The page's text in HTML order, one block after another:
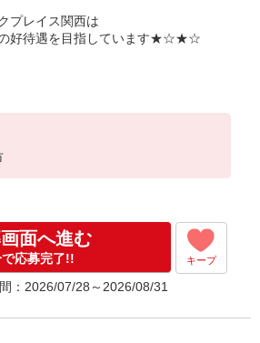
レイス関西は
の好待遇を目指しています★☆★☆
支給
面へ進む
で応募完了!! キープ
：2026/07/28～2026/08/31